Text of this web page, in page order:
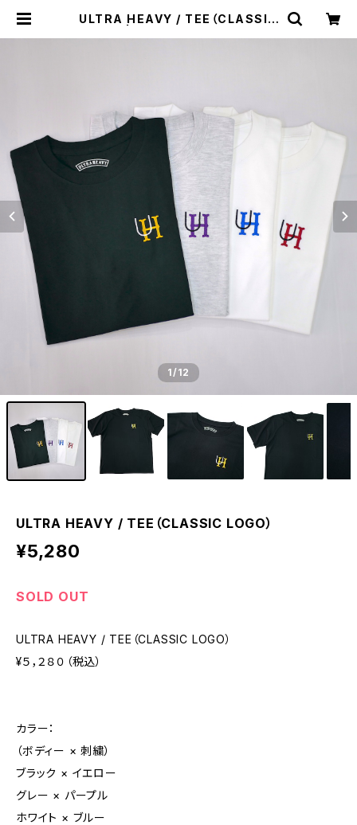
ULTRA HEAVY / TEE（CLASSIC
1/12
ULTRA HEAVY / TEE（CLASSIC LOGO）
¥5,280
SOLD OUT
ULTRA HEAVY / TEE（CLASSIC LOGO）
¥５，２８０（税込）
カラー：
（ボディー × 刺繍）
ブラック × イエロー
グレー × パープル
ホワイト × ブルー